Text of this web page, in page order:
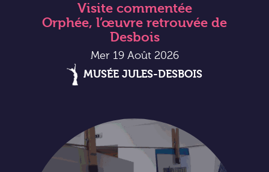
Visite commentée
Orphée, l’œuvre retrouvée de
Desbois
Mer 19 Août 2026
MUSÉE JULES-DESBOIS